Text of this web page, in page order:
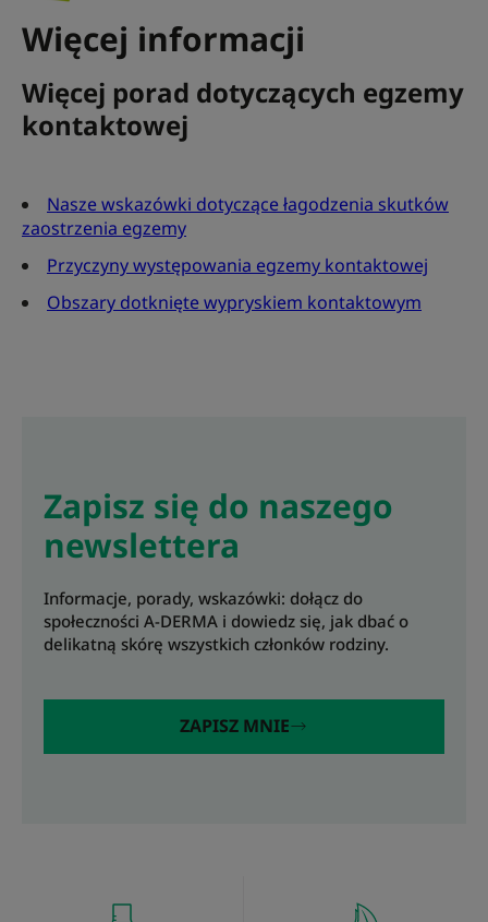
Więcej informacji
Więcej porad dotyczących egzemy
kontaktowej
Nasze wskazówki dotyczące łagodzenia skutków
zaostrzenia egzemy
Przyczyny występowania egzemy kontaktowej
Obszary dotknięte wypryskiem kontaktowym
Zapisz się do naszego
newslettera
Informacje, porady, wskazówki: dołącz do
społeczności A-DERMA i dowiedz się, jak dbać o
delikatną skórę wszystkich członków rodziny.
ZAPISZ MNIE